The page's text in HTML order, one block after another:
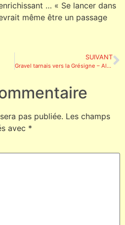
… « Se lancer dans
même être un passage
SUIVANT
Gravel tarnais vers la Grésigne – Also in english
pas publiée. Les champs
avec *